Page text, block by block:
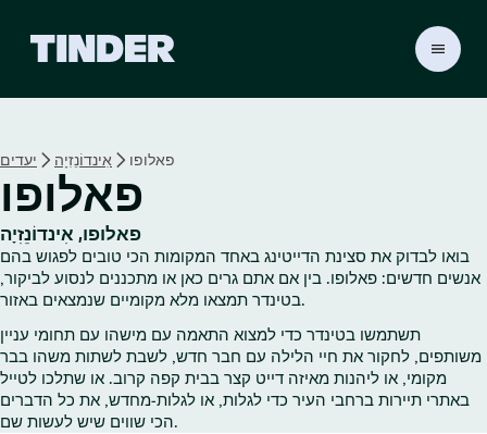
י
נ
ד
יעדים אִינדוֹנֵזִיָה פאלופו
פאלופו
פאלופו, אִינדוֹנֵזִיָה
בואו לבדוק את סצינת הדייטינג באחד המקומות הכי טובים לפגוש בהם
אנשים חדשים: פאלופו. בין אם אתם גרים כאן או מתכננים לנסוע לביקור,
בטינדר תמצאו מלא מקומיים שנמצאים באזור.
תשתמשו בטינדר כדי למצוא התאמה עם מישהו עם תחומי עניין
משותפים, לחקור את חיי הלילה עם חבר חדש, לשבת לשתות משהו בבר
מקומי, או ליהנות מאיזה דייט קצר בבית קפה קרוב. או שתלכו לטייל
באתרי תיירות ברחבי העיר כדי לגלות, או לגלות‑מחדש, את כל הדברים
הכי שווים שיש לעשות שם.